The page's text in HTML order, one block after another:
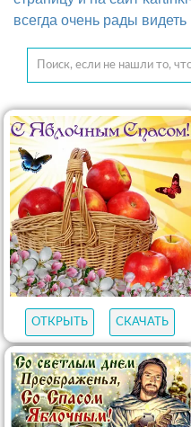
всегда очень рады видеть
ОТКРЫТЬ СКАЧАТЬ